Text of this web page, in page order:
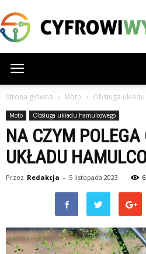
Strona główna Moto Obsługa
Moto Obsługa układu hamulcowego
NA CZYM POLEGA
UKŁADU
Przez Redakcja - 5 listopada 2023